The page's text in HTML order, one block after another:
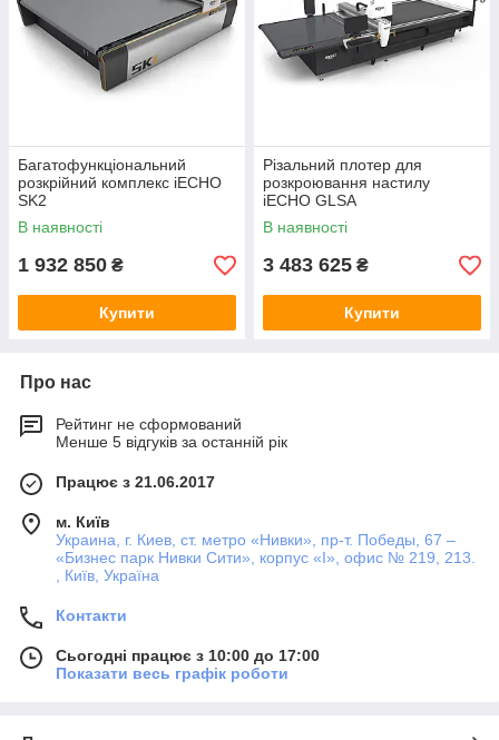
Багатофункціональний
розкрійний комплекс iECHO
SK2
В наявності
1 932 850 ₴
Купити
Різальний плотер для
розкроювання настилу
iECHO GLSA
В наявності
3 483 625 ₴
Купити
Про нас
Рейтинг не сформований
Менше 5 відгуків за останній рік
Працює з 21.06.2017
м. Київ
Украина, г. Киев, ст. метро «Нивки», пр-т. Победы, 67 –
«Бизнес парк Нивки Сити», корпус «I», офис № 219, 213.
, Київ, Україна
Контакти
Сьогодні працює з 10:00 до 17:00
Показати весь графік роботи